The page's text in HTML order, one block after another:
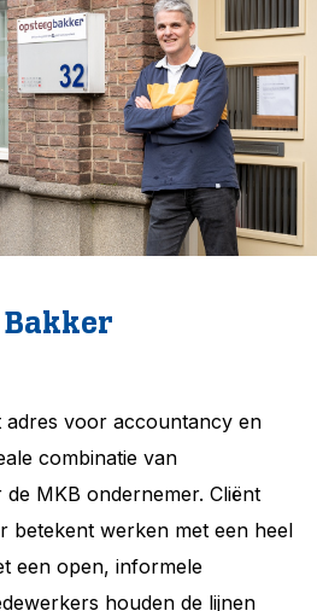
Bakker
adres voor accountancy en
combinatie van
MKB ondernemer. Cliënt
betekent werken met een heel
een open, informele
houden de lijnen